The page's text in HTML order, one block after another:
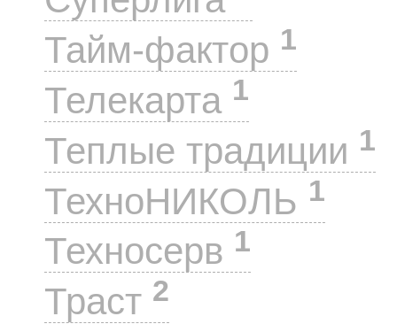
Тайм-фактор 1
Телекарта 1
Теплые традиции 1
ТехноНИКОЛЬ 1
Техносерв 1
Траст 2